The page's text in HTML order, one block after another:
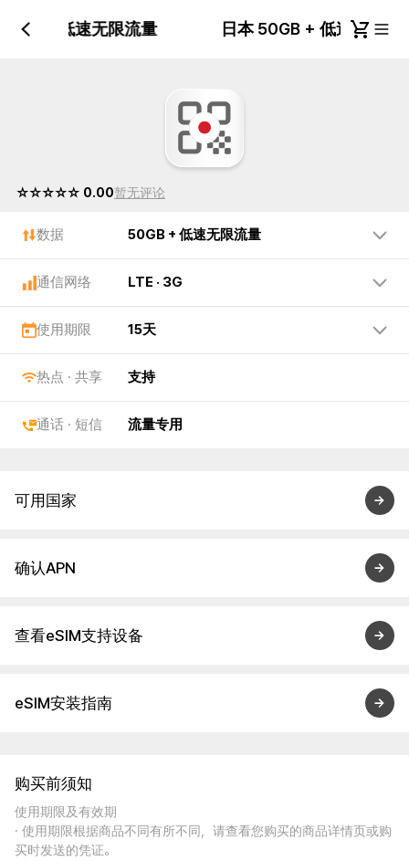
+ 低速无限流量 日本 50GB + 低速无限
☆☆☆☆☆ 0.00暂无评论
数据 50GB + 低速无限流量
通信网络 LTE · 3G
使用期限 15天
热点 · 共享 支持
通话 · 短信 流量专用
可用国家
确认APN
查看eSIM支持设备
eSIM安装指南
购买前须知
使用期限及有效期
· 使用期限根据商品不同有所不同，请查看您购买的商品详情页或购
买时发送的凭证。